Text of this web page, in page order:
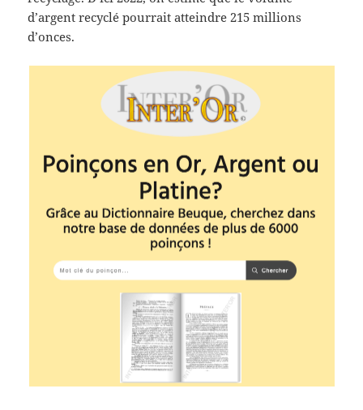
d’argent recyclé pourrait atteindre 215 millions
d’onces.